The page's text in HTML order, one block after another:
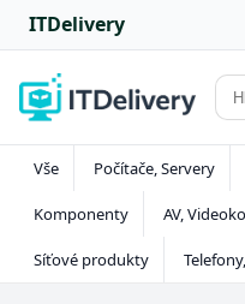
ITDelivery
Vše Počítače, Servery
Komponenty AV,
Síťové produkty